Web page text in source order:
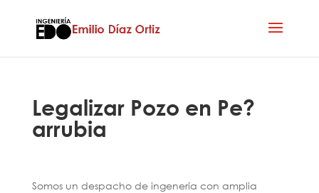
Legalizar Pozo en Pe?
arrubia
Somos un despacho de ingenería con amplia